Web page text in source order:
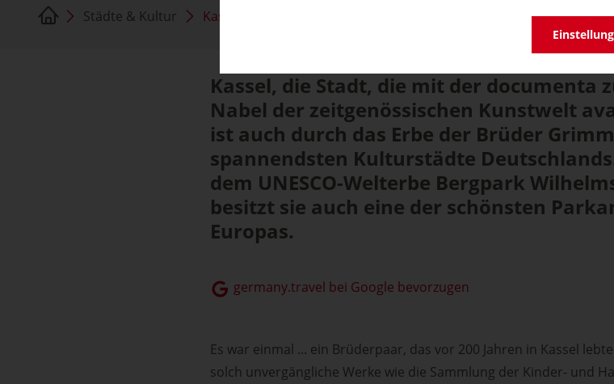
Städte & Kultur Kassel
Kassel, die Stadt, die mit der documenta
Nabel der zeitgenössischen Kunstwelt
ist auch durch das Erbe der Brüder
spannendsten Kulturstädte
dem UNESCO-Welterbe Bergpark
besitzt sie auch eine der schönsten
Europas.
germany.travel bei Google bevorzugen
Es war einmal ... ein Brüderpaar, das vor 200 Jahren in Kassel
solch unvergängliche Werke wie die Sammlung der Kinder- und